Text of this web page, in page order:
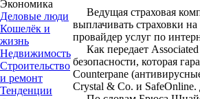
Экономика
Деловые люди
Кошелёк и
жизнь
Недвижимость
Строительство
и ремонт
Тенденции
Ведущая страховая
выплачивать страховки
провайдер услуг по
Как передает Associated
безопасности, которая
Counterpane
Crystal & Со. и SafeOnline.